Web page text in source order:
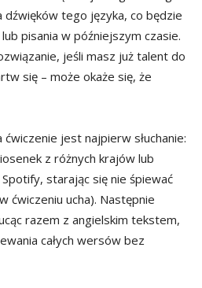
dźwięków tego języka, co będzie
pisania w późniejszym czasie.
jeśli masz już talent do
się – może okaże się, że
jest najpierw słuchanie:
z różnych krajów lub
starając się nie śpiewać
ćwiczeniu ucha). Następnie
razem z angielskim tekstem,
całych wersów bez